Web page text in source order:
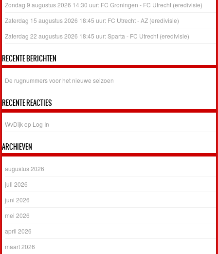
Zondag 9 augustus 2026 14:30 uur: FC Groningen - FC Utrecht (eredivisie)
Zaterdag 15 augustus 2026 18:45 uur: FC Utrecht - AZ (eredivisie)
Zaterdag 22 augustus 2026 18:45 uur: Sparta - FC Utrecht (eredivisie)
RECENTE BERICHTEN
De rugnummers voor het nieuwe seizoen
RECENTE REACTIES
WvDijk op Log In
ARCHIEVEN
augustus 2026
juli 2026
juni 2026
mei 2026
april 2026
maart 2026